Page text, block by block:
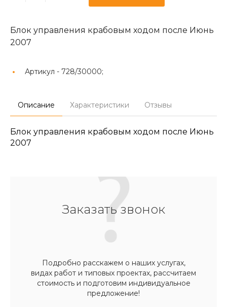
Блок управления крабовым ходом после Июнь
2007
Артикул - 728/30000;
Описание Характеристики Отзывы
Блок управления крабовым ходом после Июнь
2007
Заказать звонок
Подробно расскажем о наших услугах,
видах работ и типовых проектах, рассчитаем
стоимость и подготовим индивидуальное
предложение!